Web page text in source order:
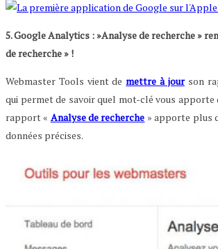
5. Google Analytics : »Analyse de recherche »
de recherche » !
Webmaster Tools vient demettre à jourson
qui permet de savoir quel mot-clé vous apporte
rapport « Analyse de recherche » apporte plus
données précises.